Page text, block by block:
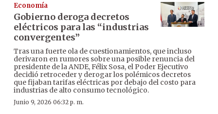
Economía
Gobierno deroga decretos
eléctricos para las “industrias
convergentes”
Tras una fuerte ola de cuestionamientos, que incluso
derivaron en rumores sobre una posible renuncia del
presidente de la ANDE, Félix Sosa, el Poder Ejecutivo
decidió retroceder y derogar los polémicos decretos
que fijaban tarifas eléctricas por debajo del costo para
industrias de alto consumo tecnológico.
Junio 9, 2026 06:32 p. m.